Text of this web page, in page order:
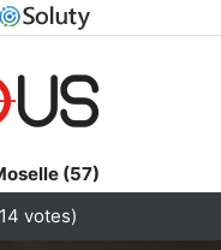
(57)
votes)